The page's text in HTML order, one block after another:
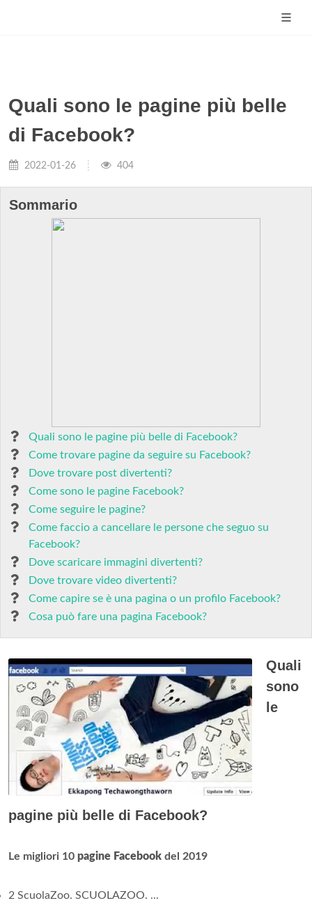
Quali sono le pagine più belle
di Facebook?
2022-01-26 404
Sommario
Quali sono le pagine più belle di Facebook?
Come trovare pagine da seguire su Facebook?
Dove trovare post divertenti?
Come sono le pagine Facebook?
Come seguire le pagine?
Come faccio a cancellare le persone che seguo su
Facebook?
Dove scaricare immagini divertenti?
Dove trovare video divertenti?
Come capire se è una pagina o un profilo Facebook?
Cosa può fare una pagina Facebook?
Quali
sono
le
pagine più belle di Facebook?
Le migliori 10 pagine Facebook del 2019
2 ScuolaZoo. SCUOLAZOO. ...